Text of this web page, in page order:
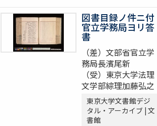
図書目録ノ件ニ付
官立学務局ヨリ答
書
（差）文部省官立学
務局長濱尾新
（受）東京大学法理
文学部綜理加藤弘之
東京大学文書館デジ
タル・アーカイブ | 文
書館